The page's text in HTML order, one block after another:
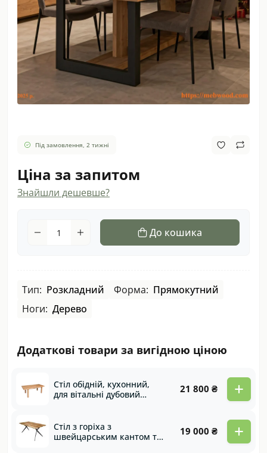
Під замовлення, 2 тижні
Ціна за запитом
Знайшли дешевше?
До кошика
Тип: Розкладний Форма: Прямокутний
Ноги: Дерево
Додаткові товари за вигідною ціною
Стіл обідній, кухонний,
для вітальні дубовий
Family
21 800 ₴ +
Стіл з горіха з
швейцарським кантом та
19 000 ₴ +